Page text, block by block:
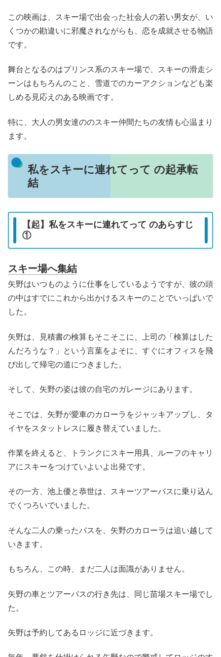
この映画は、スキー場で出会った社会人の若い男女が、い
くつかの勘違いに邪魔されながらも、恋を成就させる物語
です。
舞台となるのはプリンス系のスキー場で、スキーの滑走シ
ーンはもちろんのこと、雪道でのカーアクションなども楽
しめる見応えのある映画です。
特に、大人の男女達ののスキー仲間たちの友情も心温まり
ます。
私をスキーに連れてって の起承転
結
【起】私をスキーに連れてって のあらすじ
①
スキー場へ集結
矢野はいつものように仕事をしているようですが、彼の頭
の中はすでにこれから出かけるスキーのことでいっぱいで
した。
矢野は、見積書の検算もそこそこに、上司の「検算はした
んだろうな？」という言葉をよそに、すぐにオフィスを飛
び出して帰宅の道につきました。
そして、矢野の姿は彼の自宅のガレージにあります。
そこでは、矢野が愛車のカローラをジャッキアップし、タ
イヤをスタットレスに履き替えていました。
作業を終えると、トランクにスキー用具、ルーフのキャリ
アにスキーをつけていよいよ出発です。
その一方、池上優と恭世は、スキーツアーバスに乗り込ん
でくつろいでいました。
そんな二人の乗ったバスを、矢野のカローラは追い越して
いきます。
もちろん、この時、まだ二人は面識がありません。
矢野の車とツアーバスの行き先は、同じ苗場スキー場でし
た。
矢野は予約してあるロッジに近づきます。